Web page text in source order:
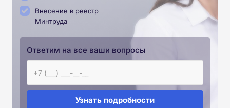
Внесение в реестр
Минтруда
Ответим на все ваши вопросы
Узнать подробности